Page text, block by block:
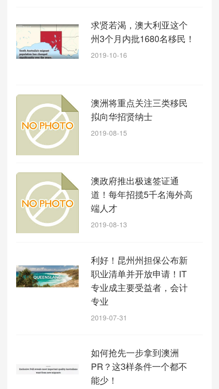
求贤若渴，澳大利亚这个
州3个月内批1680名移民！
2019-10-16
澳洲将重点关注三类移民
拟向华招贤纳士
2019-08-15
澳政府推出极速签证通
道！每年招揽5千名海外高
端人才
2019-08-13
利好！昆州州担保公布新
职业清单并开放申请！IT
专业成主要受益者，会计
专业
2019-07-31
如何抢先一步拿到澳洲
PR？这3样条件一个都不
能少！